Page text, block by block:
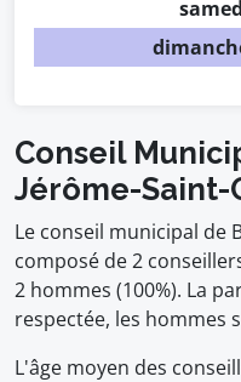
Conseil
Jérôme-Saint-
Le conseil municipal de
composé de 2
2 hommes (100%). La
respectée, les hommes
L'âge moyen des